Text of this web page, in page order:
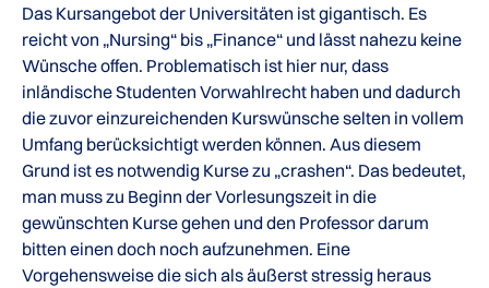
Das Kursangebot der Universitäten ist gigantisch. Es
reicht von „Nursing“ bis „Finance“ und lässt nahezu keine
Wünsche offen. Problematisch ist hier nur, dass
inländische Studenten Vorwahlrecht haben und dadurch
die zuvor einzureichenden Kurswünsche selten in vollem
Umfang berücksichtigt werden können. Aus diesem
Grund ist es notwendig Kurse zu „crashen“. Das bedeutet,
man muss zu Beginn der Vorlesungszeit in die
gewünschten Kurse gehen und den Professor darum
bitten einen doch noch aufzunehmen. Eine
Vorgehensweise die sich als äußerst stressig heraus